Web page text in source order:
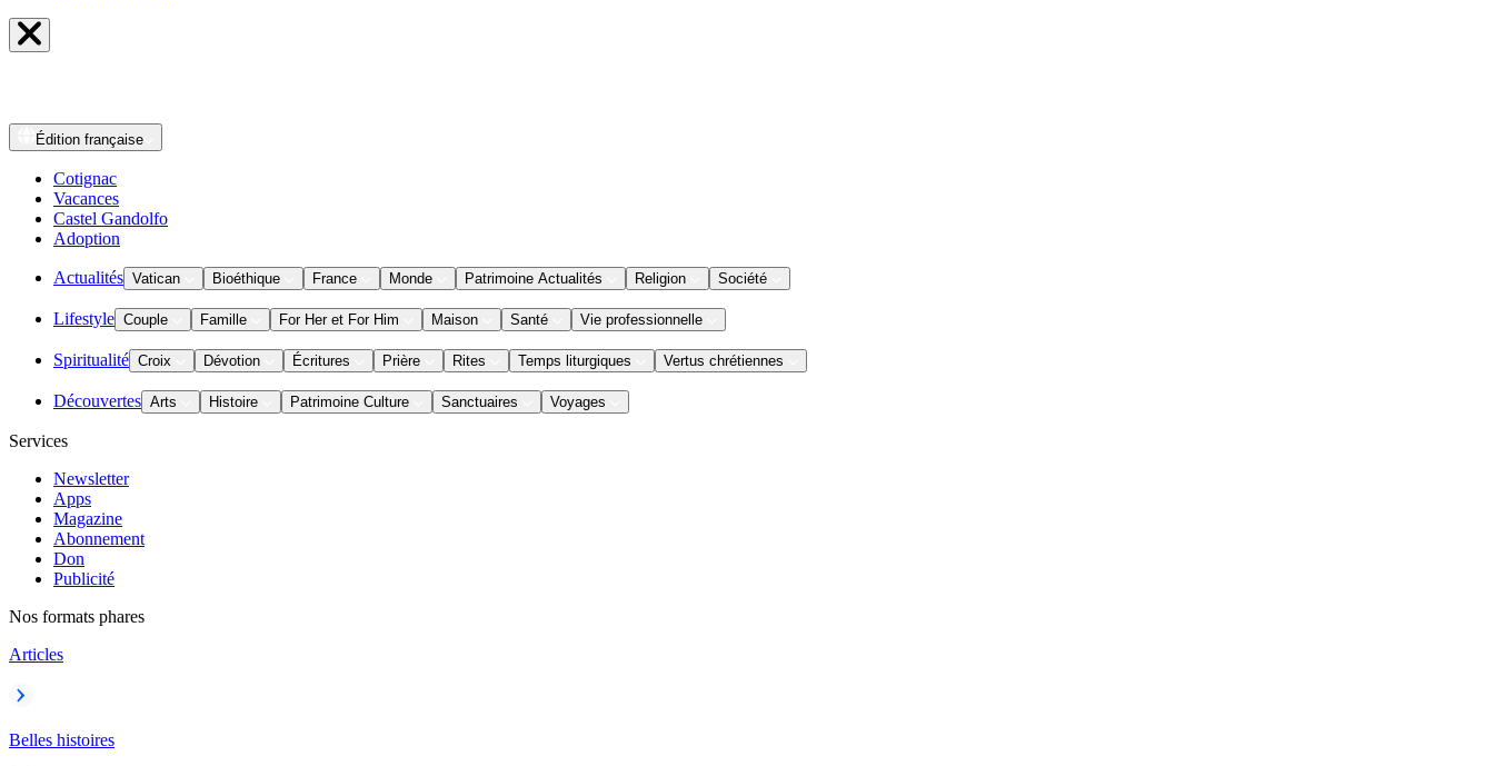
Édition française
Cotignac
Vacances
Castel Gandolfo
Adoption
Actualités Vatican Bioéthique France Monde Patrimoine Actualités Religion Société
Lifestyle Couple Famille For Her et For Him Maison Santé Vie professionnelle
Spiritualité Croix Dévotion Écritures Prière Rites Temps liturgiques Vertus chrétiennes
Découvertes Arts Histoire Patrimoine Culture Sanctuaires Voyages
Services
Newsletter
Apps
Magazine
Abonnement
Don
Publicité
Nos formats phares
Articles
Belles histoires